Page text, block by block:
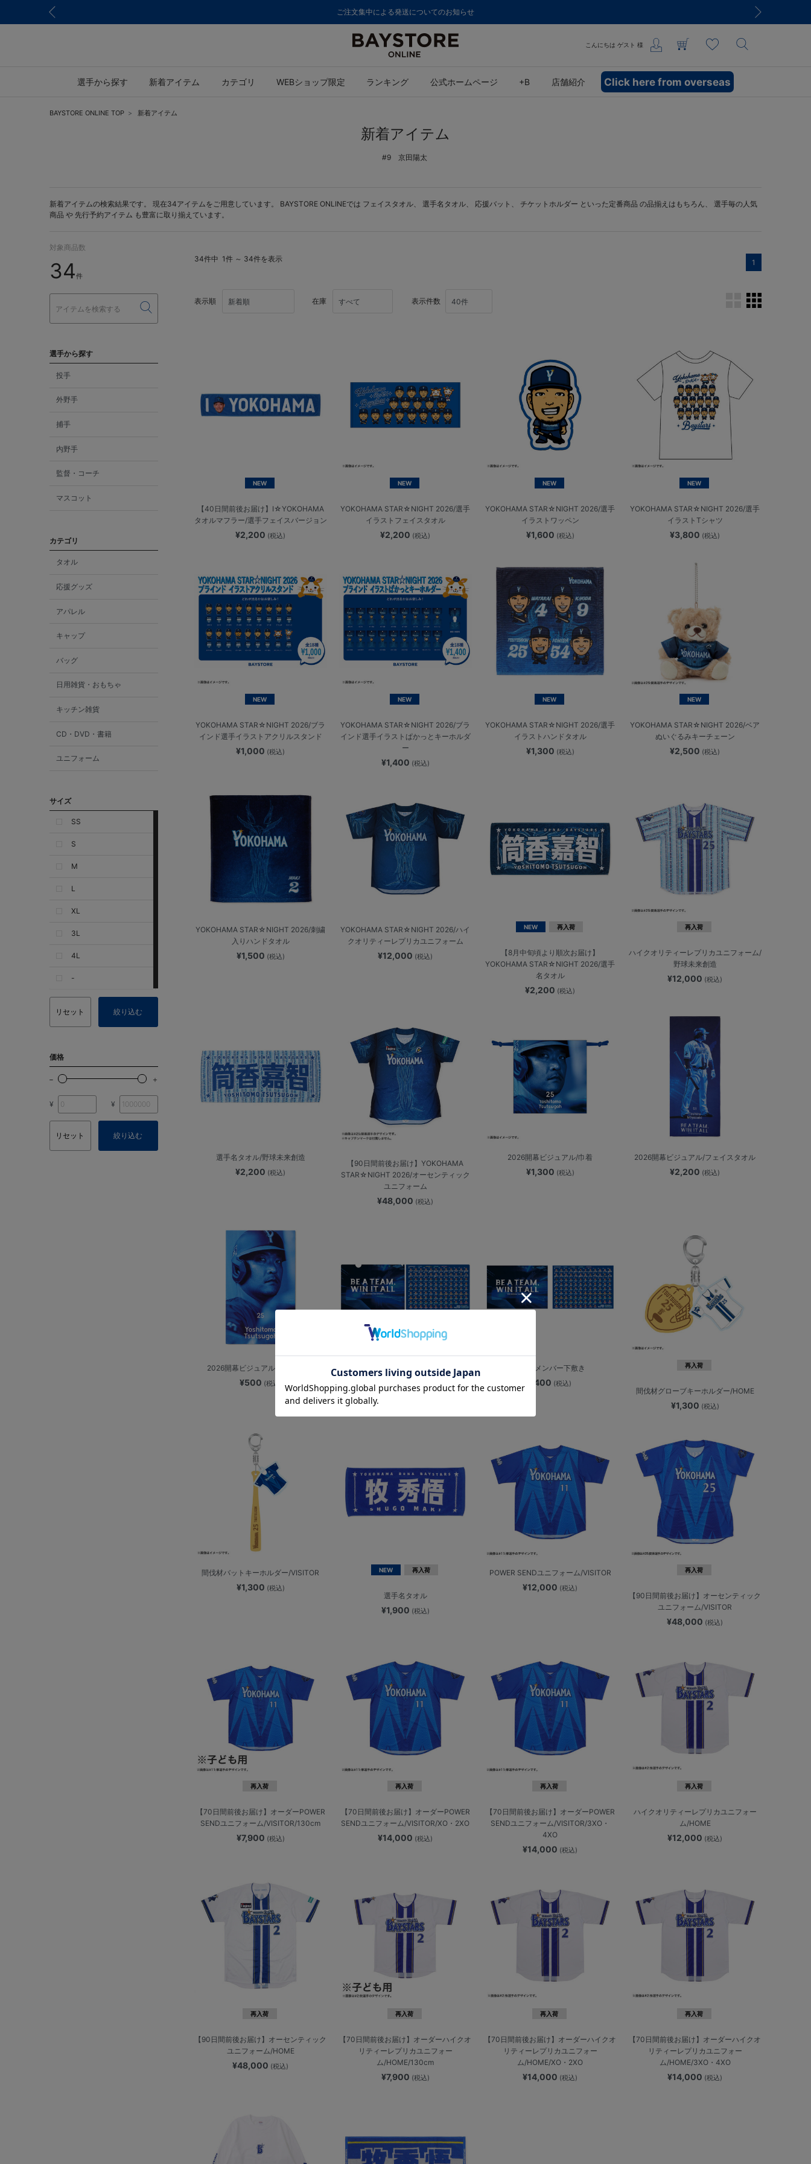
ご注文集中による発送についてのお知らせ
こんにちは ゲスト 様
選手から探す 新着アイテム カテゴリ WEBショップ限定 ランキング 公式ホームページ +B 店舗紹介 Click here from overseas
BAYSTORE ONLINE TOP 新着アイテム
新着アイテム
#9 京田陽太
新着アイテムの検索結果です。 現在34アイテムをご用意しています。 BAYSTORE ONLINEでは フェイスタオル、 選手名タオル、 応援バット 、 チケットホルダー といった定番商品 の品揃えはもちろん、 選手毎の人気
商品 や 先行予約アイテム も豊富に取り揃えています。
対象商品数
34件
選手から探す
投手
外野手
捕手
内野手
監督・コーチ
マスコット
カテゴリ
タオル
応援グッズ
アパレル
キャップ
バッグ
日用雑貨・おもちゃ
キッチン雑貨
CD・DVD・書籍
ユニフォーム
サイズ
SS
S
M
L
XL
3L
4L
-
リセット 絞り込む
価格
¥ ¥
リセット 絞り込む
34件中 1件 ～ 34件を表示 1
表示順 在庫 表示件数
NEW
【40日間前後お届け】I☆YOKOHAMA
タオルマフラー/選手フェイスバージョン
¥2,200 (税込)
NEW
YOKOHAMA STAR☆NIGHT 2026/選手
イラストフェイスタオル
¥2,200 (税込)
NEW
YOKOHAMA STAR☆NIGHT 2026/選手
イラストワッペン
¥1,600 (税込)
NEW
YOKOHAMA STAR☆NIGHT 2026/選手
イラストTシャツ
¥3,800 (税込)
NEW
YOKOHAMA STAR☆NIGHT 2026/ブラ
インド選手イラストアクリルスタンド
¥1,000 (税込)
NEW
YOKOHAMA STAR☆NIGHT 2026/ブラ
インド選手イラストぱかっとキーホルダ
ー
¥1,400 (税込)
NEW
YOKOHAMA STAR☆NIGHT 2026/選手
イラストハンドタオル
¥1,300 (税込)
NEW
YOKOHAMA STAR☆NIGHT 2026/ベア
ぬいぐるみキーチェーン
¥2,500 (税込)
YOKOHAMA STAR☆NIGHT 2026/刺繍
入りハンドタオル
¥1,500 (税込)
YOKOHAMA STAR☆NIGHT 2026/ハイ
クオリティーレプリカユニフォーム
¥12,000 (税込)
NEW 再入荷
【8月中旬頃より順次お届け】
YOKOHAMA STAR☆NIGHT 2026/選手
名タオル
¥2,200 (税込)
再入荷
ハイクオリティーレプリカユニフォーム/
野球未来創造
¥12,000 (税込)
選手名タオル/野球未来創造
¥2,200 (税込)
【90日間前後お届け】YOKOHAMA
STAR☆NIGHT 2026/オーセンティック
ユニフォーム
¥48,000 (税込)
2026開幕ビジュアル/巾着
¥1,300 (税込)
2026開幕ビジュアル/フェイスタオル
¥2,200 (税込)
2026開幕ビジュアル/ステッカー
¥500 (税込)
2026/メンバークリアファイル
¥500
2026/メンバー下敷き
¥400 (税込)
再入荷
間伐材グローブキーホルダー/HOME
¥1,300 (税込)
間伐材バットキーホルダー/VISITOR
¥1,300 (税込)
NEW 再入荷
選手名タオル
¥1,900 (税込)
POWER SENDユニフォーム/VISITOR
¥12,000 (税込)
再入荷
【90日間前後お届け】オーセンティック
ユニフォーム/VISITOR
¥48,000 (税込)
再入荷
【70日間前後お届け】オーダーPOWER
SENDユニフォーム/VISITOR/130cm
¥7,900 (税込)
再入荷
【70日間前後お届け】オーダーPOWER
SENDユニフォーム/VISITOR/XO・2XO
¥14,000 (税込)
再入荷
【70日間前後お届け】オーダーPOWER
SENDユニフォーム/VISITOR/3XO・
4XO
¥14,000 (税込)
再入荷
ハイクオリティーレプリカユニフォー
ム/HOME
¥12,000 (税込)
再入荷
【90日間前後お届け】オーセンティック
ユニフォーム/HOME
¥48,000 (税込)
再入荷
【70日間前後お届け】オーダーハイクオ
リティーレプリカユニフォー
ム/HOME/130cm
¥7,900 (税込)
再入荷
【70日間前後お届け】オーダーハイクオ
リティーレプリカユニフォー
ム/HOME/XO・2XO
¥14,000 (税込)
再入荷
【70日間前後お届け】オーダーハイクオ
リティーレプリカユニフォー
ム/HOME/3XO・4XO
¥14,000 (税込)